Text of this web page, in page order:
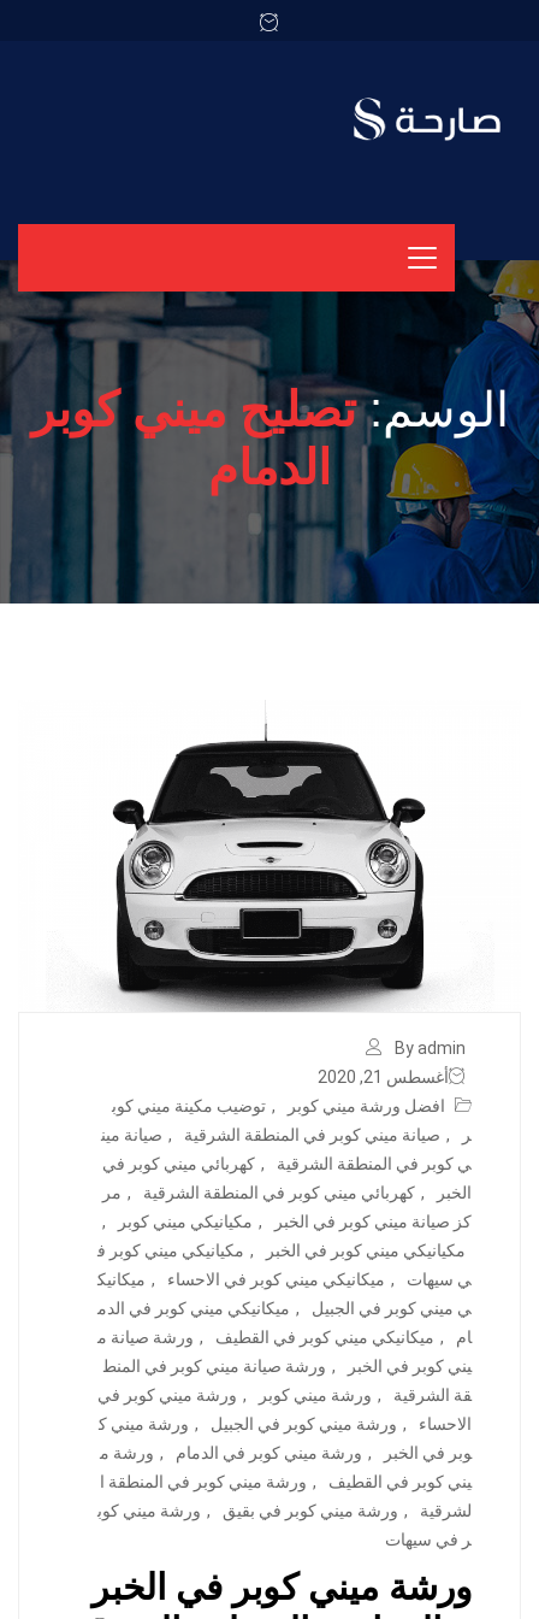
الوسم:تصليح ميني كوبر
الدمام
By admin
أغسطس 21, 2020
افضل ورشة ميني كوبر
, توضيب مكينة ميني كوب
ر
, صيانة ميني كوبر في المنطقة الشرقية , صيانة مين
ي كوبر في المنطقة الشرقية
, كهربائي ميني كوبر في
الخبر
, كهربائي ميني كوبر في المنطقة الشرقية , مر
كز صيانة ميني كوبر في الخبر
, مكيانيكي ميني كوبر
,
مكيانيكي ميني كوبر في الخبر
, مكيانيكي ميني كوبر ف
ي سيهات
, ميكانيكي ميني كوبر في الاحساء , ميكانيك
ي ميني كوبر في الجبيل
, ميكانيكي ميني كوبر في الدم
ام
, ميكانيكي ميني كوبر في القطيف , ورشة صيانة م
يني كوبر في الخبر
, ورشة صيانة ميني كوبر في المنط
قة الشرقية
, ورشة ميني كوبر , ورشة ميني كوبر في
الاحساء
, ورشة ميني كوبر في الجبيل , ورشة ميني ك
وبر في الخبر
, ورشة ميني كوبر في الدمام , ورشة م
يني كوبر في القطيف
, ورشة ميني كوبر في المنطقة ا
لشرقية
, ورشة ميني كوبر في بقيق , ورشة ميني كوب
ر في سيهات
ورشة ميني كوبر في الخبر